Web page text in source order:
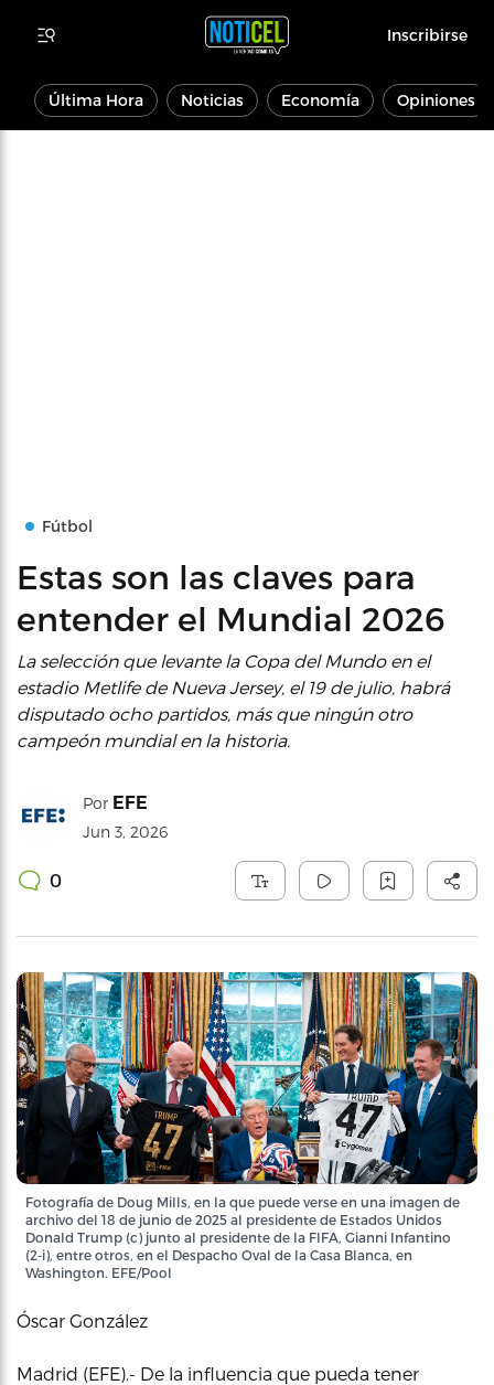
Inscribirse
Última Hora Noticias Economía Opiniones
Fútbol
Estas son las claves para
entender el Mundial 2026
La selección que levante la Copa del Mundo en el
estadio Metlife de Nueva Jersey, el 19 de julio, habrá
disputado ocho partidos, más que ningún otro
campeón mundial en la historia.
Por EFE
Jun 3, 2026
0
Fotografía de Doug Mills, en la que puede verse en una imagen de
archivo del 18 de junio de 2025 al presidente de Estados Unidos
Donald Trump (c) junto al presidente de la FIFA, Gianni Infantino
(2-i), entre otros, en el Despacho Oval de la Casa Blanca, en
Washington. EFE/Pool
Óscar González
Madrid (EFE).- De la influencia que pueda tener